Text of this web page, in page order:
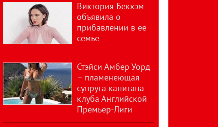
Виктория Бекхэм
объявила о
прибавлении в ее
семье
Стэйси Амбер Уорд
– пламенеющая
супруга капитана
клуба Английской
Премьер-Лиги